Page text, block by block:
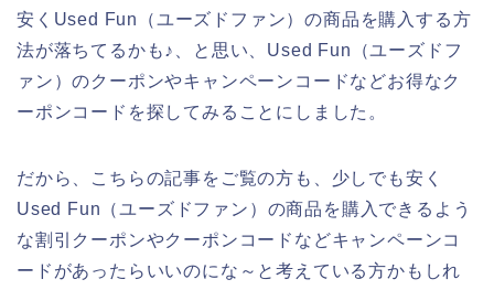
安くUsed Fun（ユーズドファン）の商品を購入する方
法が落ちてるかも♪、と思い、Used Fun（ユーズドフ
ァン）のクーポンやキャンペーンコードなどお得なク
ーポンコードを探してみることにしました。
だから、こちらの記事をご覧の方も、少しでも安く
Used Fun（ユーズドファン）の商品を購入できるよう
な割引クーポンやクーポンコードなどキャンペーンコ
ードがあったらいいのにな～と考えている方かもしれ